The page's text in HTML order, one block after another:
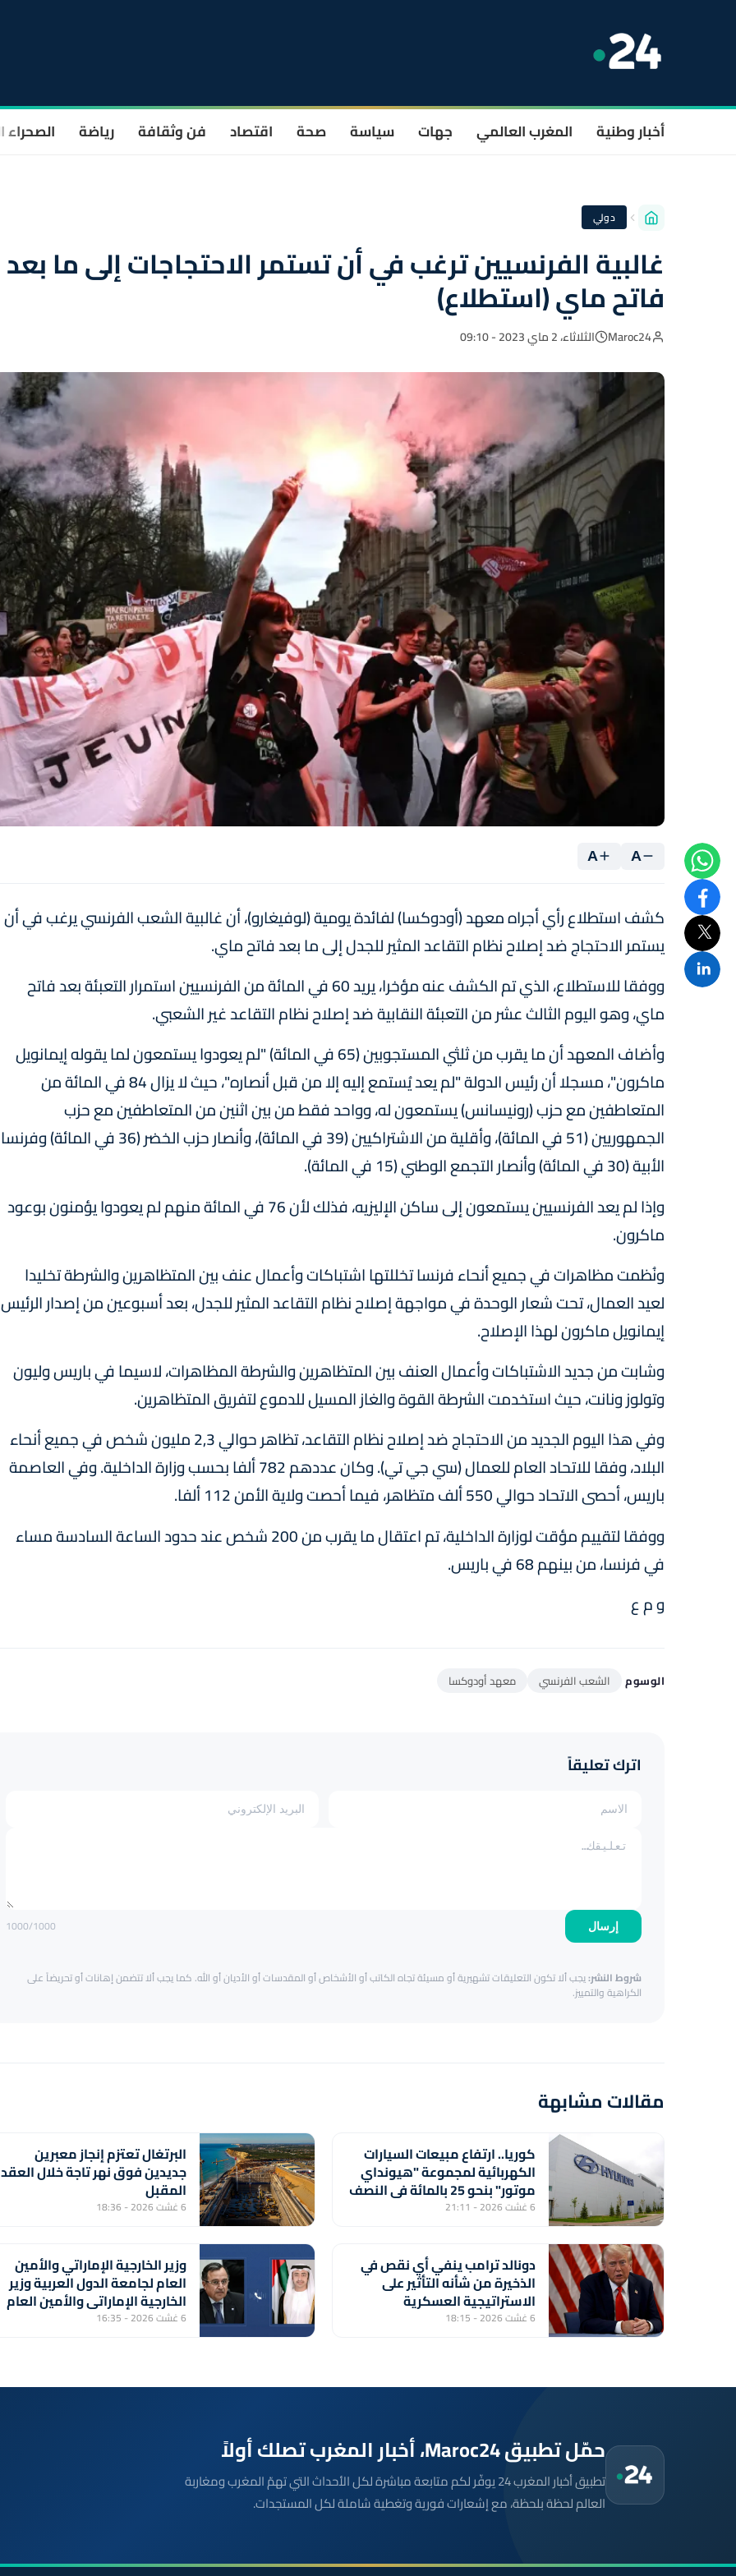
أخبار وطنية المغرب العالمي جهات سياسة صحة اقتصاد فن وثقافة رياضة الصحراء
دولي
غالبية الفرنسيين ترغب في أن تستمر الاحتجاجات إلى ما بعد
فاتح ماي (استطلاع)
Maroc24 الثلاثاء، 2 ماي 2023 - 09:10
A
A
كشف استطلاع رأي أجراه معهد (أودوكسا) لفائدة يومية (لوفيغارو)، أن غالبية الشعب الفرنسي يرغب في أن
يستمر الاحتجاج ضد إصلاح نظام التقاعد المثير للجدل إلى ما بعد فاتح ماي.
ووفقا للاستطلاع، الذي تم الكشف عنه مؤخرا، يريد 60 في المائة من الفرنسيين استمرار التعبئة بعد فاتح
ماي، وهو اليوم الثالث عشر من التعبئة النقابية ضد إصلاح نظام التقاعد غير الشعبي.
وأضاف المعهد أن ما يقرب من ثلثي المستجوبين (65 في المائة) "لم يعودوا يستمعون لما يقوله إيمانويل
ماكرون"، مسجلا أن رئيس الدولة "لم يعد يُستمع إليه إلا من قبل أنصاره"، حيث لا يزال 84 في المائة من
المتعاطفين مع حزب (رونيسانس) يستمعون له، وواحد فقط من بين اثنين من المتعاطفين مع حزب
الجمهوريين (51 في المائة)، وأقلية من الاشتراكيين (39 في المائة)، وأنصار حزب الخضر (36 في المائة) وفرنسا
الأبية (30 في المائة) وأنصار التجمع الوطني (15 في المائة).
وإذا لم يعد الفرنسيين يستمعون إلى ساكن الإليزيه، فذلك لأن 76 في المائة منهم لم يعودوا يؤمنون بوعود
ماكرون.
ونُظمت مظاهرات في جميع أنحاء فرنسا تخللتها اشتباكات وأعمال ‏عنف بين المتظاهرين والشرطة تخليدا
لعيد العمال، تحت شعار الوحدة في مواجهة إصلاح نظام ‏التقاعد المثير للجدل، بعد أسبوعين من إصدار الرئيس
إيمانويل ماكرون لهذا الإصلاح‎.‎
وشابت من جديد الاشتباكات وأعمال العنف بين المتظاهرين والشرطة المظاهرات، لاسيما في ‏باريس وليون
وتولوز ونانت، حيث استخدمت الشرطة القوة والغاز المسيل للدموع لتفريق المتظاهرين‎.
‎وفي هذا اليوم الجديد من الاحتجاج ضد إصلاح نظام التقاعد، تظاهر حوالي 2,3 مليون شخص في ‏جميع أنحاء
البلاد، وفقا للاتحاد العام للعمال (سي جي تي). وكان عددهم 782 ألفا بحسب وزارة ‏الداخلية. وفي العاصمة
باريس، أحصى الاتحاد حوالي 550 ألف متظاهر، فيما أحصت ولاية الأمن ‏‏112 ألفا‎.
ووفقا لتقييم مؤقت لوزارة الداخلية، تم اعتقال ما يقرب من 200 شخص عند حدود الساعة السادسة ‏مساء
في فرنسا، من بينهم 68 في باريس.
و م ع
الوسوم الشعب الفرنسي معهد أودوكسا
اترك تعليقاً
إرسال 1000/1000
شروط النشر:يجب ألا تكون التعليقات تشهيرية أو مسيئة تجاه الكاتب أو الأشخاص أو المقدسات أو الأديان أو الله. كما يجب ألا تتضمن إهانات أو تحريضاً على
الكراهية والتمييز.
مقالات مشابهة
كوريا.. ارتفاع مبيعات السيارات
الكهربائية لمجموعة "هيونداي
موتور" بنحو 25 بالمائة في النصف
الأول من السنة
6 غشت 2026 - 21:11
البرتغال تعتزم إنجاز معبرين
جديدين فوق نهر تاجة خلال العقد
المقبل
6 غشت 2026 - 18:36
دونالد ترامب ينفي أي نقص في
الذخيرة من شأنه التأثير على
الاستراتيجية العسكرية
الأمريكية
6 غشت 2026 - 18:15
وزير الخارجية الإماراتي والأمين
العام لجامعة الدول العربية وزير
الخارجية الإماراتي والأمين العام
لجامعة الدول العربية يبحثان
6 غشت 2026 - 16:35
حمّل تطبيق Maroc24، أخبار المغرب تصلك أولاً
تطبيق أخبار المغرب 24 يوفّر لكم متابعة مباشرة لكل الأحداث التي تهمّ المغرب ومغاربة
العالم لحظة بلحظة، مع إشعارات فورية وتغطية شاملة لكل المستجدات.